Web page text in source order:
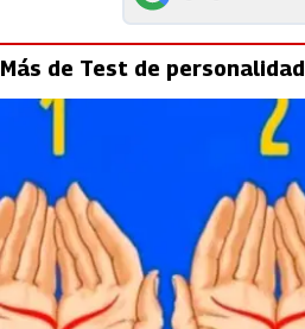
Más de Test de personalidad